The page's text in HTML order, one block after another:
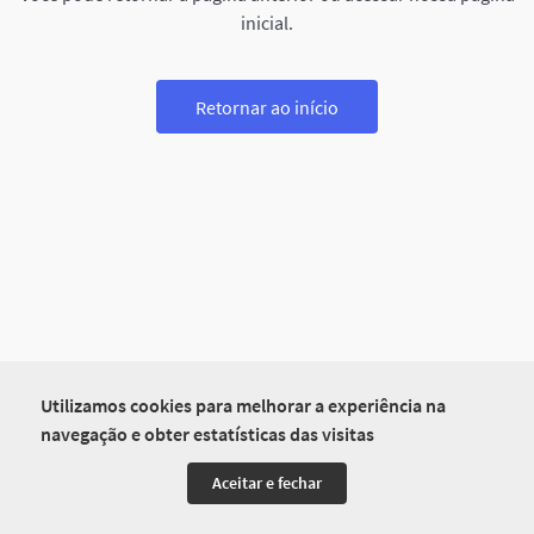
Utilizamos cookies para melhorar a experiência na
navegação e obter estatísticas das visitas
Aceitar e fechar
inicial.
Retornar ao início